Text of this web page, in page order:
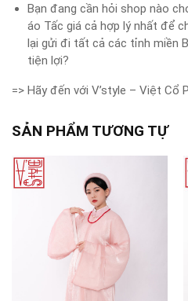
Bạn đang cần hỏi shop nào
áo Tấc giá cả hợp lý nhất để
lại gửi đi tất cả các tỉnh miền
tiện lợi?
=> Hãy đến với V’style – Việt Cổ
SẢN PHẨM TƯƠNG TỰ